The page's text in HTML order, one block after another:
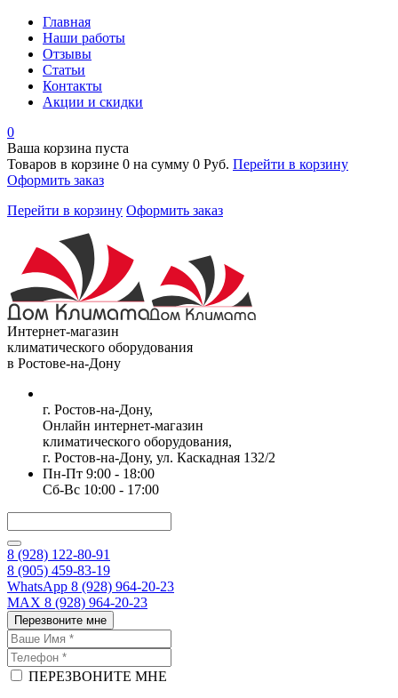
Главная
Наши работы
Отзывы
Статьи
Контакты
Акции и скидки
0
Ваша корзина пуста
Товаров в корзине 0 на сумму 0 Руб. Перейти в корзину
Оформить заказ
Перейти в корзину Оформить заказ
Интернет-магазин
климатического оборудования
в Ростове-на-Дону
г. Ростов-на-Дону,
Онлайн интернет-магазин
климатического оборудования,
г. Ростов-на-Дону, ул. Каскадная 132/2
Пн-Пт 9:00 - 18:00
Сб-Вс 10:00 - 17:00
8 (928) 122-80-91
8 (905) 459-83-19
WhatsApp 8 (928) 964-20-23
MAX 8 (928) 964-20-23
Перезвоните мне
ПЕРЕЗВОНИТЕ МНЕ